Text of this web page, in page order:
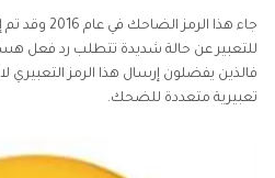
جاء هذا الرمز
للتعبير عن حالة شديدة تتطلب رد فعل
فالذين يفضلون إرسال هذا الرمز
تعبيرية متعددة للضحك.